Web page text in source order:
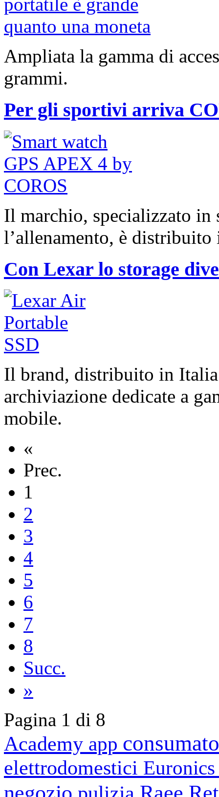
Ampliata la gamma di
grammi.
Per gli sportivi arriva
Il marchio, specializzato in
l’allenamento, è
Con Lexar lo storage
Il brand, distribuito in
archiviazione dedicate a
mobile.
«
Prec.
1
2
3
4
5
6
7
8
Succ.
»
Pagina 1 di 8
Academy app
elettrodomestici